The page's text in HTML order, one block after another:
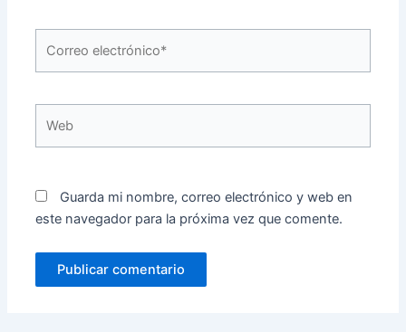
electrónico*
Guarda mi nombre, correo electrónico y web en
este navegador para la próxima vez que comente.